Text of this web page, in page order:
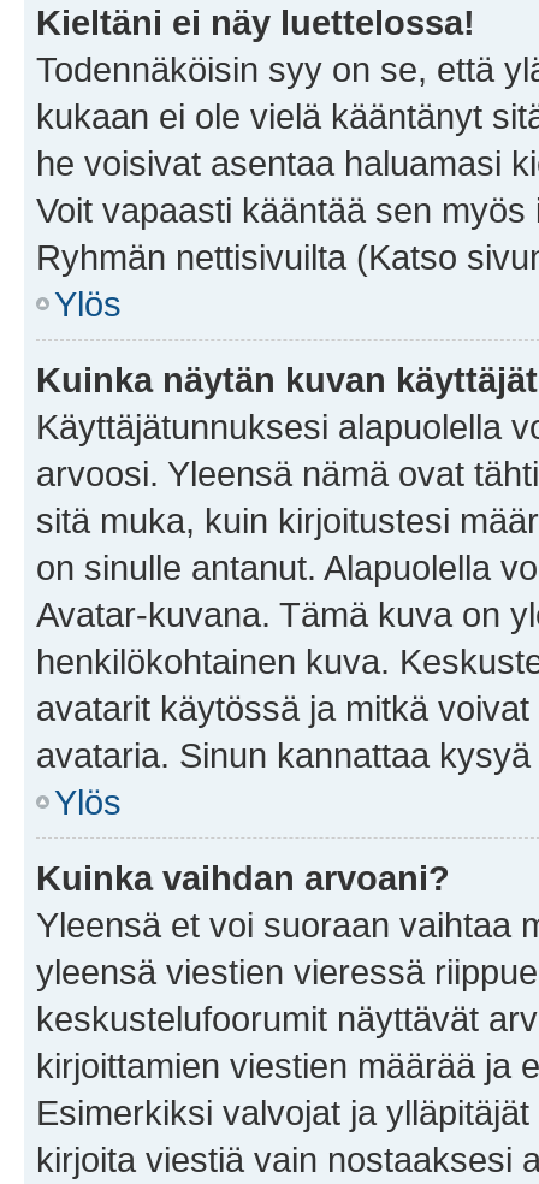
Kieltäni ei näy luettelossa!
Todennäköisin syy on se, että
kukaan ei ole vielä kääntänyt
he voisivat asentaa haluamasi
Voit vapaasti kääntää sen
Ryhmän nettisivuilta (Katso
Ylös
Kuinka näytän kuvan
Käyttäjätunnuksesi alapuolella
arvoosi. Yleensä nämä ovat
sitä muka, kuin kirjoitustesi
on sinulle antanut. Alapuolella
Avatar-kuvana. Tämä kuva on
henkilökohtainen kuva.
avatarit käytössä ja mitkä
avataria. Sinun kannattaa
Ylös
Kuinka vaihdan arvoani?
Yleensä et voi suoraan vaihtaa
yleensä viestien vieressä
keskustelufoorumit näyttävät
kirjoittamien viestien määrää ja
Esimerkiksi valvojat ja
kirjoita viestiä vain nostaaksesi